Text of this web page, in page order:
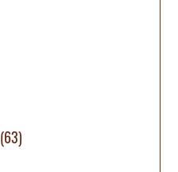
(63)